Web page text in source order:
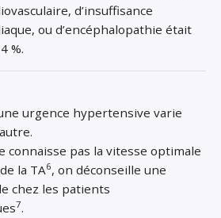
d’insuffisance
ou d’encéphalopathie était
%.
urgence hypertensive varie
connaisse pas la vitesse optimale
la TA6, on déconseille une
chez les patients
7.